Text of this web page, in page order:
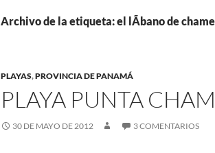
Archivo de la etiqueta: el lÃ­bano de chame
PLAYAS,PROVINCIA DE PANAMÁ
PLAYA PUNTA
30 DE MAYO DE 2012 3 COMENTARIOS